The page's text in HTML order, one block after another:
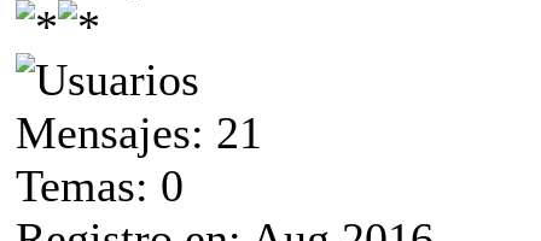
Mensajes: 21
Temas: 0